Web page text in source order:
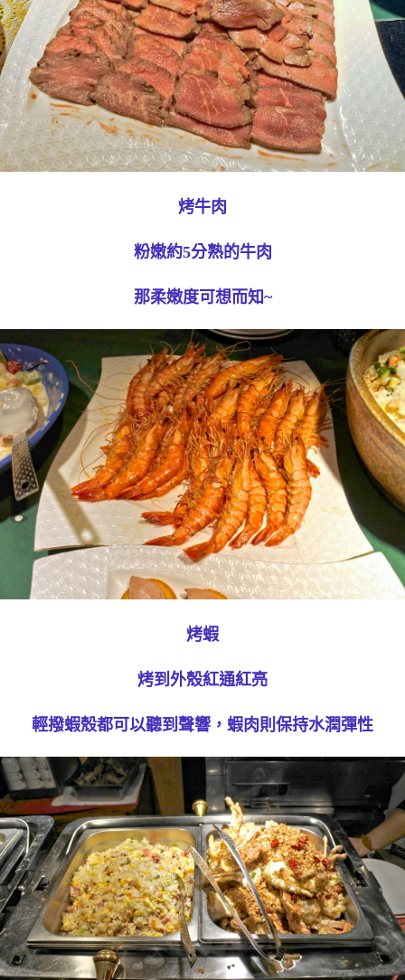
烤牛肉
粉嫩約5分熟的牛肉
那柔嫩度可想而知~
烤蝦
烤到外殼紅通紅亮
輕撥蝦殼都可以聽到聲響，蝦肉則保持水潤彈性